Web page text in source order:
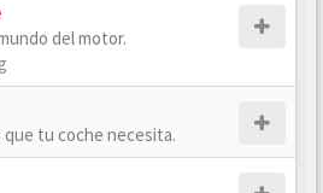
del motor.
que tu coche necesita.